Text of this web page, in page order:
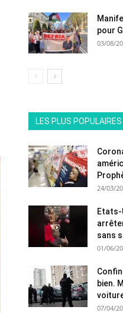
pour
03/08/
LES PLUS POPULAIRES
24/03/
Etats-
sans
01/06/
bien.
07/04/